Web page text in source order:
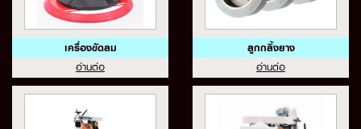
เครื่องขัดลม
อ่านต่อ
ลูกกลิ้งยาง
อ่านต่อ